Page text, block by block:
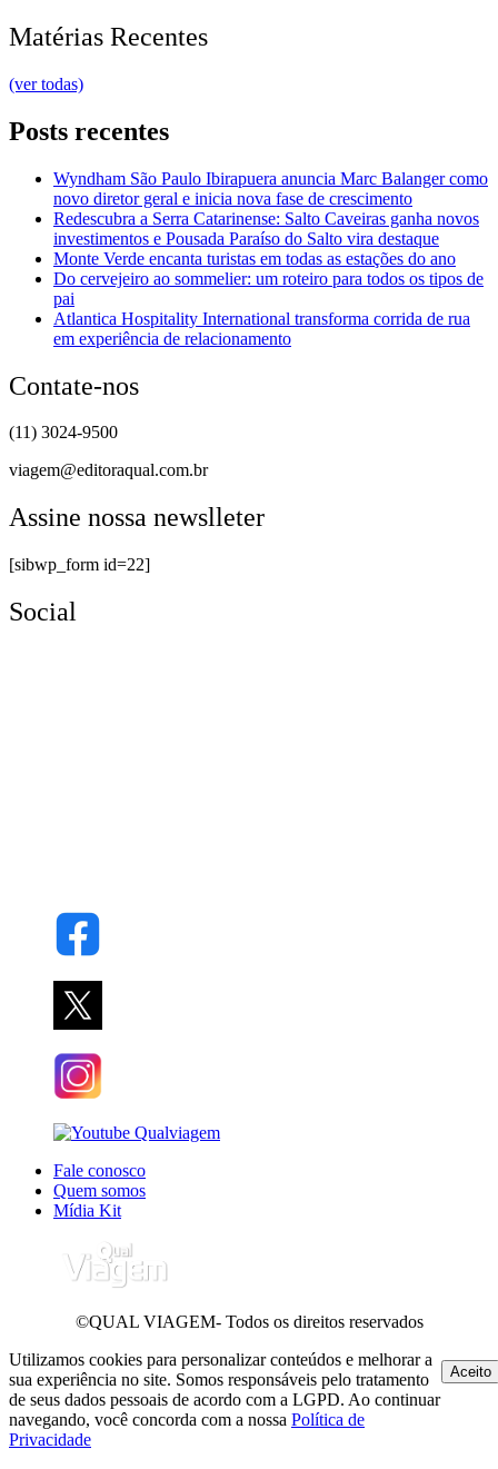
Matérias Recentes
(ver todas)
Posts recentes
Wyndham São Paulo Ibirapuera anuncia Marc Balanger como
novo diretor geral e inicia nova fase de crescimento
Redescubra a Serra Catarinense: Salto Caveiras ganha novos
investimentos e Pousada Paraíso do Salto vira destaque
Monte Verde encanta turistas em todas as estações do ano
Do cervejeiro ao sommelier: um roteiro para todos os tipos de
pai
Atlantica Hospitality International transforma corrida de rua
em experiência de relacionamento
Contate-nos
(11) 3024-9500
viagem@editoraqual.com.br
Assine nossa newslleter
[sibwp_form id=22]
Social
Fale conosco
Quem somos
Mídia Kit
©QUAL VIAGEM- Todos os direitos reservados
Utilizamos cookies para personalizar conteúdos e melhorar a
sua experiência no site. Somos responsáveis pelo tratamento
de seus dados pessoais de acordo com a LGPD. Ao continuar
navegando, você concorda com a nossa Política de
Privacidade
Aceito